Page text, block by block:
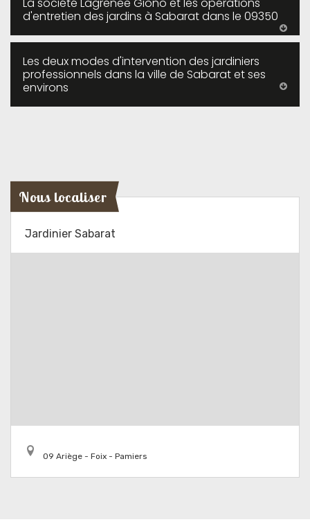
d'entretien des jardins à Sabarat dans le 09350
Les deux modes d'intervention des jardiniers
professionnels dans la ville de Sabarat et ses
environs
Nous localiser
Jardinier Sabarat
09 Ariège - Foix - Pamiers